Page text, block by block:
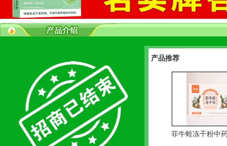
产品推荐
【规格包装】：20个/件
【所属类别】：会销产品 免疫调节
【招商区域】：全国
【公司名称】：武汉海奥圣医疗科技有限公司
【查看次数】：[]次